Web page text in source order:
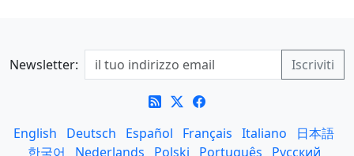
Newsletter:
English Deutsch Español Français Italiano
日本語
한국어
Nederlands Polski Português
Русский